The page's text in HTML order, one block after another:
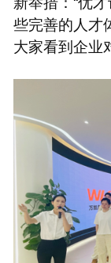
些完善的人才
大家看到企业